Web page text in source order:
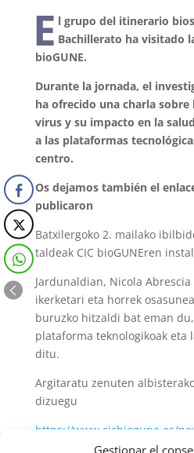
Gestionar el
E l grupo del itinerario
Bachillerato ha visitado
bioGUNE.
Durante la jornada, el
ha ofrecido una charla
virus y su impacto en la
a las plataformas
centro.
Os dejamos también el
publicaron
Batxilergoko 2. mailako
taldeak CIC bioGUNEren
Jardunaldian, Nicola
ikerketari eta horrek
buruzko hitzaldi bat eman
plataforma teknologikoak eta
ditu.
Argitaratu zenuten
dizuegu
https://www.cicbiogune.es/
un-grupo-de-estudiantes-del-